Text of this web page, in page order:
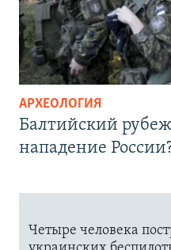
АРХЕОЛОГИЯ
Балтийский
нападение